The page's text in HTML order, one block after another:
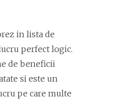
in lista de
perfect logic.
de beneficii
si este un
pe care multe